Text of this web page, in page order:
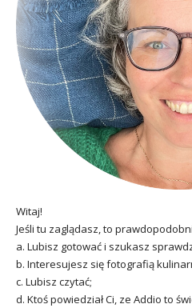
Witaj!
Jeśli tu zaglądasz, to
a. Lubisz gotować i szukasz
b. Interesujesz się fotografią
c. Lubisz czytać;
d. Ktoś powiedział Ci, ze Addio to